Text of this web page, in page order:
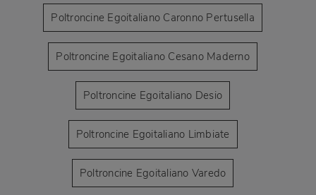
Poltroncine Egoitaliano Caronno Pertusella
Poltroncine Egoitaliano Cesano Maderno
Poltroncine Egoitaliano Desio
Poltroncine Egoitaliano Limbiate
Poltroncine Egoitaliano Varedo